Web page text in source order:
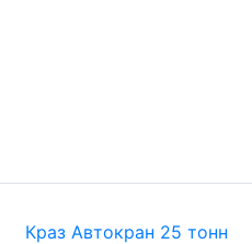
Краз Автокран 25 тонн